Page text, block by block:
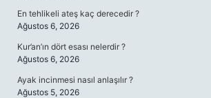
En tehlikeli ateş kaç derecedir ?
Ağustos 6, 2026
Kur’an’ın dört esası nelerdir ?
Ağustos 6, 2026
Ayak incinmesi nasıl anlaşılır ?
Ağustos 5, 2026